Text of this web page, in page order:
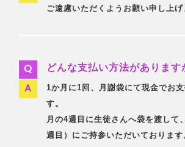
ご遠慮いただくようお願い申し上げ
どんな支払い方法があります
1か月に1回、月謝袋にて現金でお
す。
月の4週目に生徒さんへ袋を渡して
週目）にご持参いただいております